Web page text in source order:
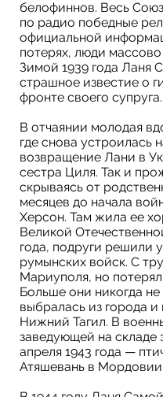
белофиннов. Весь
по радио победные
официальной
потерях, люди
Зимой 1939 года Ланя
страшное известие о
фронте своего супруга.
В отчаянии молодая
где снова устроилась
возвращение Лани в
сестра Циля. Так и
скрываясь от
месяцев до начала
Херсон. Там жила ее
Великой
года, подруги решили
румынских войск. С
Мариуполя, но
Больше они никогда
выбралась из города
Нижний Тагил. В
заведующей на складе
апреля 1943 года —
Атяшевань в Мордовии.